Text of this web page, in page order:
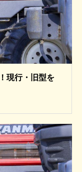
現行・旧型を